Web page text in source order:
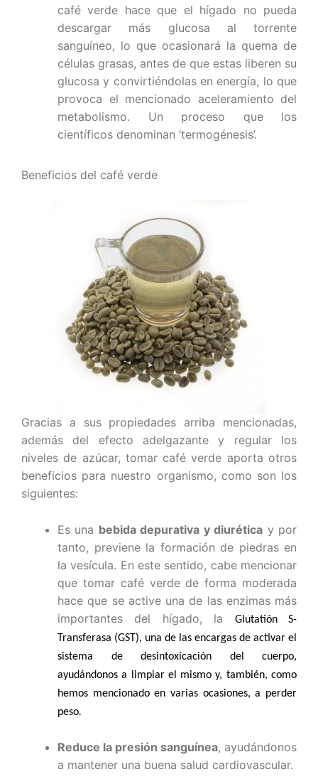
café verde hace que el hígado no pueda
descargar más glucosa al torrente
sanguíneo, lo que ocasionará la quema de
células grasas, antes de que estas liberen su
glucosa y convirtiéndolas en energía, lo que
provoca el mencionado aceleramiento del
metabolismo. Un proceso que los
científicos denominan ‘termogénesis’.
Beneficios del café verde
Gracias a sus propiedades arriba mencionadas,
además del efecto adelgazante y regular los
niveles de azúcar, tomar café verde aporta otros
beneficios para nuestro organismo, como son los
siguientes:
Es una bebida depurativa y diurética y por
tanto, previene la formación de piedras en
la vesícula. En este sentido, cabe mencionar
que tomar café verde de forma moderada
hace que se active una de las enzimas más
importantes del hígado, la
Glutatión S-
Transferasa (GST), una de las encargas de activar el
sistema de desintoxicación del cuerpo,
ayudándonos a limpiar el mismo y, también, como
hemos mencionado en varias ocasiones, a perder
peso.
Reduce la presión sanguínea, ayudándonos
a mantener una buena salud cardiovascular.